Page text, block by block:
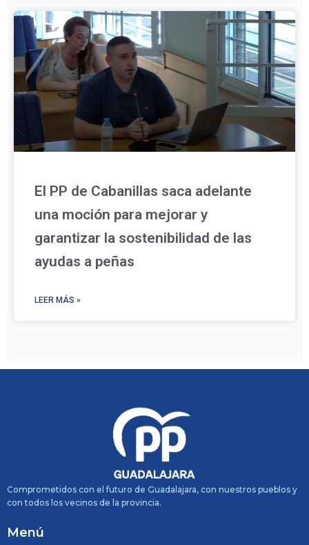
El PP de Cabanillas saca adelante
una moción para mejorar y
garantizar la sostenibilidad de las
ayudas a peñas
LEER MÁS »
Comprometidos con el futuro de Guadalajara, con nuestros pueblos y
con todos los vecinos de la provincia.
Menú